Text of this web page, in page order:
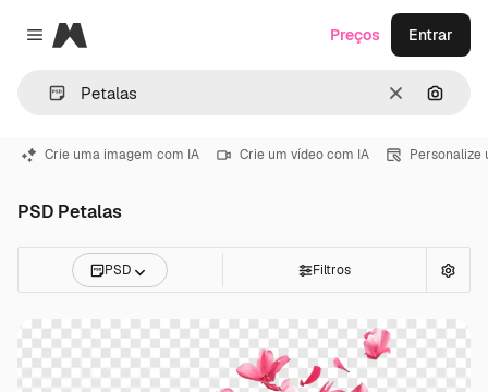
Close menu
Magnific
Limpar
Preços Entrar
Crie uma imagem com IA Crie um vídeo com IA Personalize
PSD Petalas
PSD Filtros